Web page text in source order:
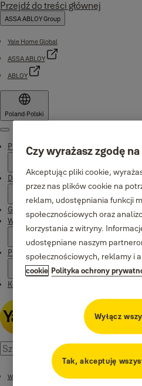
Przejdź do treści głównej
ASSA ABLOY Group
Yale Home Global
ASSA ABLOY
ABLOY
Poland·Polski
Menu
Produkty
Dlaczego Yale
Gdzie kupić
Wsparcie
Publikacje
Kontakt
Wsparcie
Czy wyrażasz zgodę
Akceptując pliki cookie,
przez nas plików cookie na
reklam, udostępniania funkcji
społecznościowych oraz
korzystania z witryny.
udostępniane naszym
społecznościowych, reklamy i
cookie Polityka ochrony
Wyłącz
Tak, akceptuję